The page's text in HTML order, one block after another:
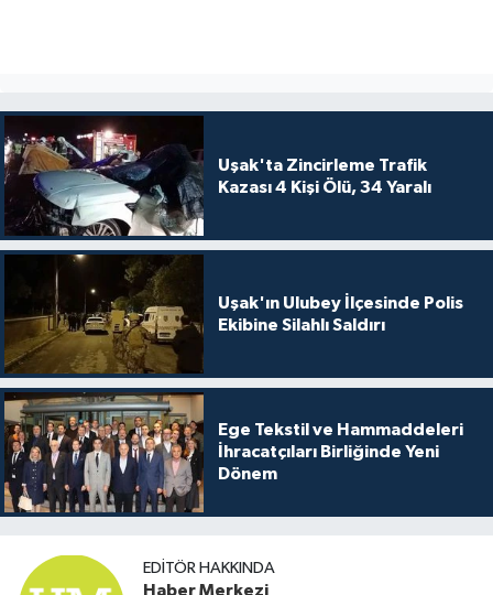
Uşak'ta Zincirleme Trafik
Kazası 4 Kişi Ölü, 34 Yaralı
Uşak'ın Ulubey İlçesinde Polis
Ekibine Silahlı Saldırı
Ege Tekstil ve Hammaddeleri
İhracatçıları Birliğinde Yeni
Dönem
EDITÖR HAKKINDA
Haber Merkezi